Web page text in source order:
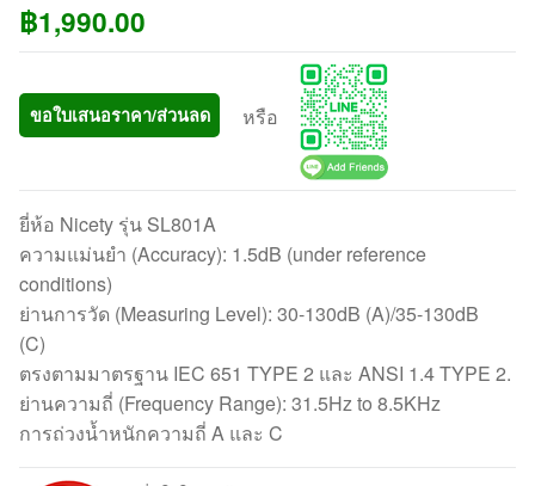
฿1,990.00
ขอใบเสนอราคา/ส่วนลด หรือ
ยี่ห้อ Nicety รุ่น SL801A
ความแม่นยำ (Accuracy): 1.5dB (under reference
conditions)
ย่านการวัด (Measuring Level): 30-130dB (A)/35-130dB
(C)
ตรงตามมาตรฐาน IEC 651 TYPE 2 และ ANSI 1.4 TYPE 2.
ย่านความถี่ (Frequency Range): 31.5Hz to 8.5KHz
การถ่วงน้ำหนักความถี่ A และ C